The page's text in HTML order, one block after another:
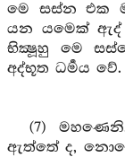
මෙ සස්න එක
යන යමෙක් ඇද්
භික්‍ෂූහු මෙ
අද්භූත ධර්‍මය වේ.
(7)
ඇත්තේ ද,